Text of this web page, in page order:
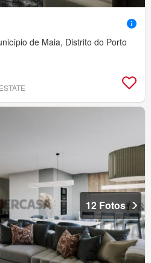
de Maia, Distrito do Porto
12 Fotos